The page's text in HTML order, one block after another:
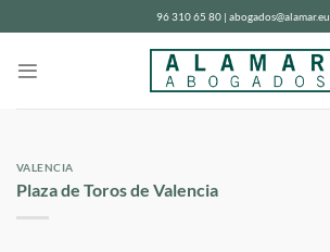
al
96 310 65 80 | abogados@alamar.eu
VALENCIA
Plaza de Toros de Valencia